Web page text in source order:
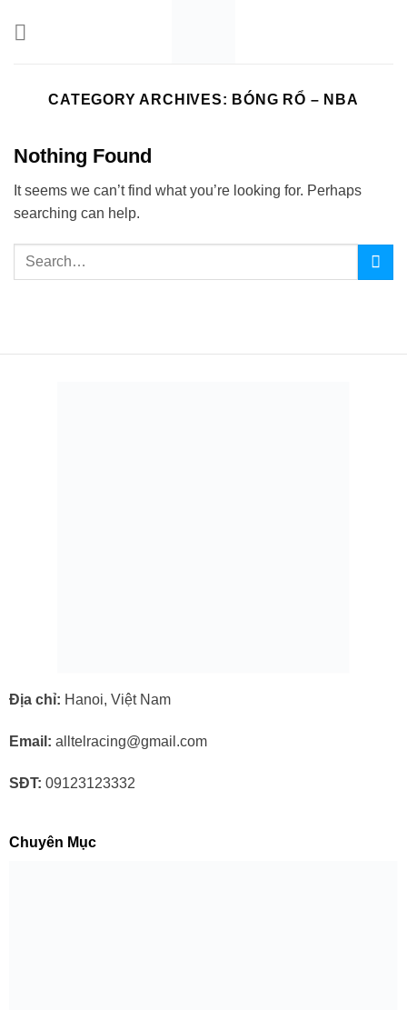
CATEGORY ARCHIVES: BÓNG RỔ – NBA
Nothing Found
It seems we can’t find what you’re looking for. Perhaps
searching can help.
Địa chỉ: Hanoi, Việt Nam
Email: alltelracing@gmail.com
SĐT: 09123123332
Chuyên Mục